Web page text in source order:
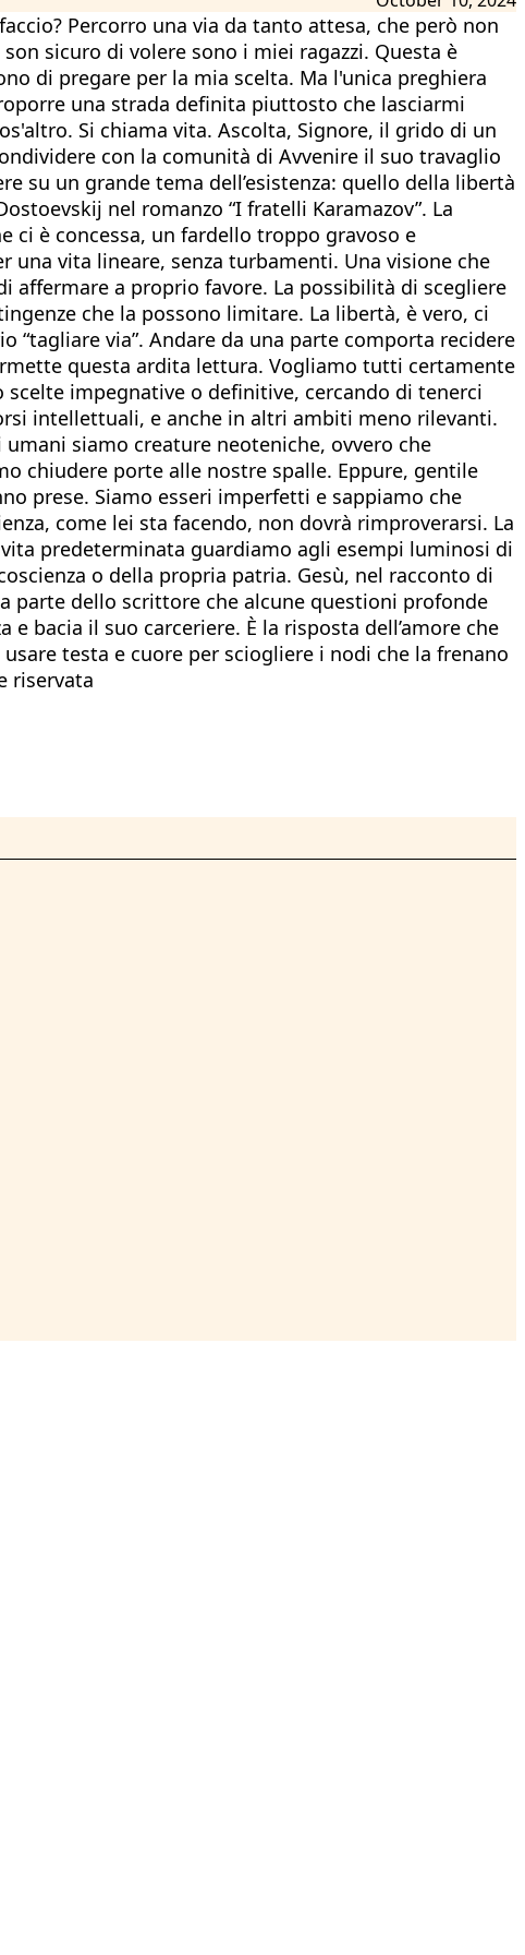
Percorro una via da tanto attesa, che però non
sicuro di volere sono i miei ragazzi. Questa è
di pregare per la mia scelta. Ma l'unica preghiera
una strada definita piuttosto che lasciarmi
Si chiama vita. Ascolta, Signore, il grido di un
con la comunità di Avvenire il suo travaglio
su un grande tema dell’esistenza: quello della libertà
nel romanzo “I fratelli Karamazov”. La
ci è concessa, un fardello troppo gravoso e
vita lineare, senza turbamenti. Una visione che
a proprio favore. La possibilità di scegliere
che la possono limitare. La libertà, è vero, ci
via”. Andare da una parte comporta recidere
questa ardita lettura. Vogliamo tutti certamente
impegnative o definitive, cercando di tenerci
intellettuali, e anche in altri ambiti meno rilevanti.
siamo creature neoteniche, ovvero che
chiudere porte alle nostre spalle. Eppure, gentile
prese. Siamo esseri imperfetti e sappiamo che
come lei sta facendo, non dovrà rimproverarsi. La
predeterminata guardiamo agli esempi luminosi di
o della propria patria. Gesù, nel racconto di
parte dello scrittore che alcune questioni profonde
bacia il suo carceriere. È la risposta dell’amore che
testa e cuore per sciogliere i nodi che la frenano
riservata